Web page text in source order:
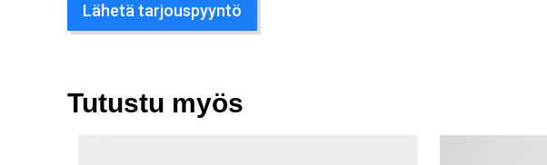
Lähetä tarjouspyyntö
Tutustu myös